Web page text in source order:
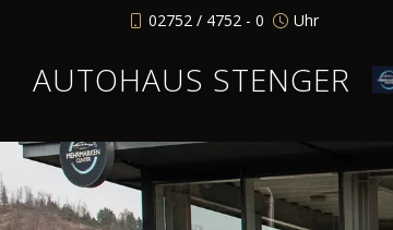
02752 / 4752 - 0 Uhr
AUTOHAUS STENGER